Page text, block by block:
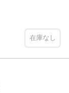
在庫なし